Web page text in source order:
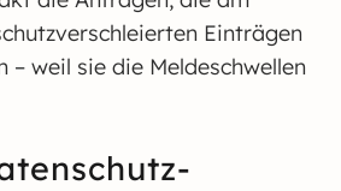
Einträgen
– weil sie die Meldeschwellen